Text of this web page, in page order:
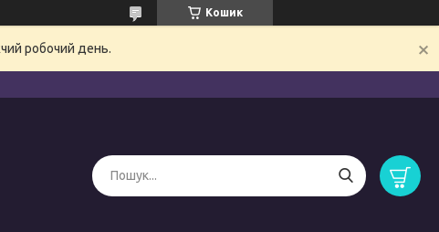
Кошик
робочий день.